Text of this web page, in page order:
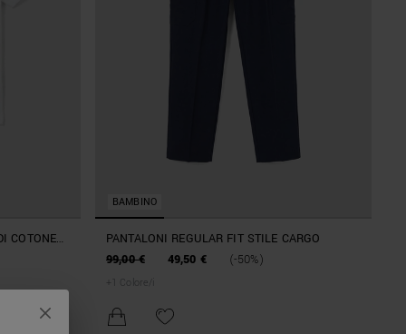
COTONE
BAMBINO
PANTALONI REGULAR FIT STILE CARGO
99,00 €
49,50 € (-50%)
+ Colore/i